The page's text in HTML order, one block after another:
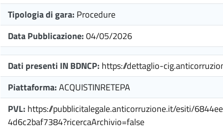
Tipologia di gara: Procedure
Data Pubblicazione:04/05/2026
Dati presenti IN BDNCP: https://dettaglio-
Piattaforma:ACQUISTINRETEPA
PVL: https://pubblicitalegale.anticorruzione.it/esiti/
4d6c2baf7384?ricercaArchivio=false